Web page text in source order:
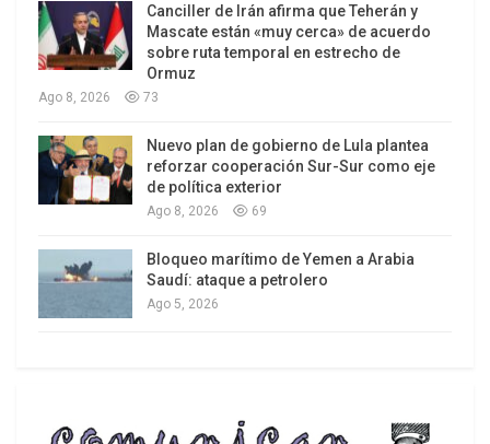
Canciller de Irán afirma que Teherán y
Mascate están «muy cerca» de acuerdo
sobre ruta temporal en estrecho de
Ormuz
Ago 8, 2026 73
Nuevo plan de gobierno de Lula plantea
reforzar cooperación Sur-Sur como eje
de política exterior
Ago 8, 2026 69
Bloqueo marítimo de Yemen a Arabia
Saudí: ataque a petrolero
Ago 5, 2026